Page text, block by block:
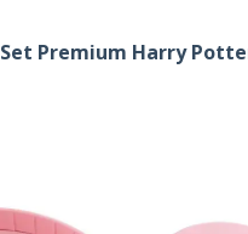
Set Premium Harry